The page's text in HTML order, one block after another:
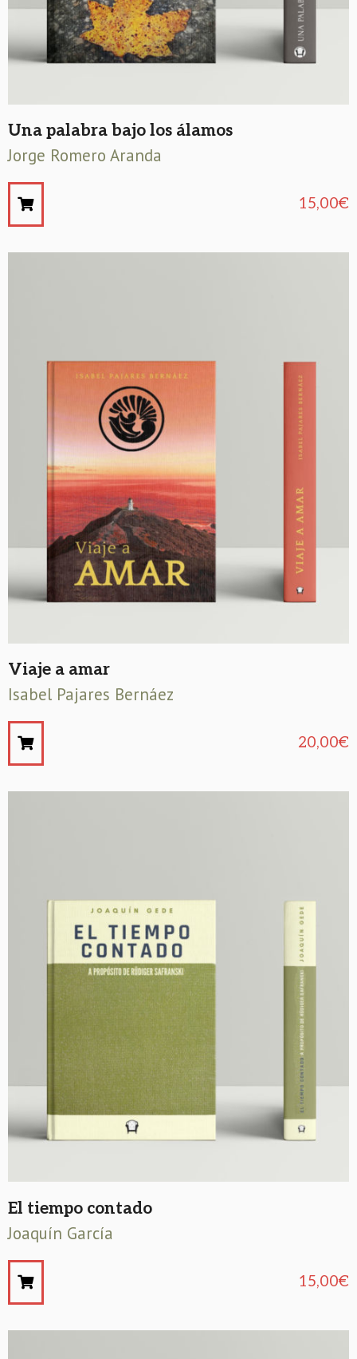
Una palabra bajo los álamos
Jorge Romero Aranda
15,00€
Viaje a amar
Isabel Pajares Bernáez
20,00€
El tiempo contado
Joaquín García
15,00€